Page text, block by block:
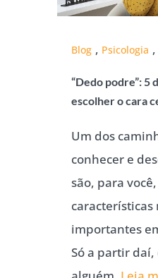
Blog , Psicologia ,
“Dedo podre”: 5
escolher o cara
Um dos
conhecer e
são, para
características
importantes
Só a partir daí,